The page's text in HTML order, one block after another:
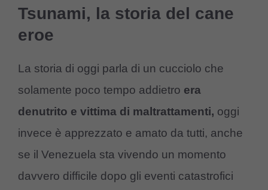
Tsunami, la storia del cane
eroe
La storia di oggi parla di un cucciolo che
solamente poco tempo addietro era
denutrito e vittima di maltrattamenti, oggi
invece è apprezzato e amato da tutti, anche
se il Venezuela sta vivendo un momento
davvero difficile dopo gli eventi catastrofici